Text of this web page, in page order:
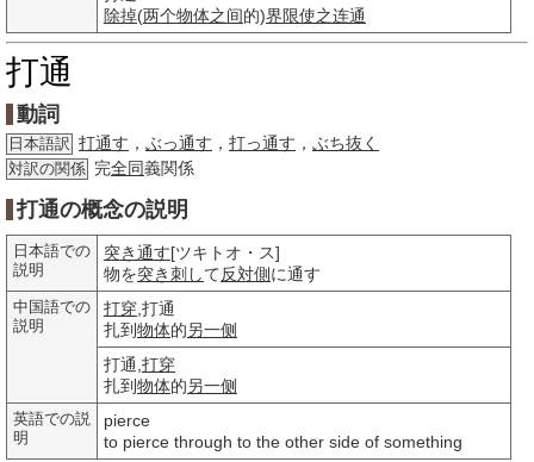
除掉(两个物体之间的)界限使之连通
打通
動詞
日本語訳 打通す ， ぶっ通す ， 打っ通す ， ぶち抜く
対訳の関係 完全同義関係
打通の概念の説明
日本語での
説明
突き通す[ツキトオ・ス]
物を突き刺して反対側に通す
中国語での
説明
打穿 ,打通
扎到物体的另一侧
打通, 打穿
扎到物体的另一侧
英語での説
明
pierce
to pierce through to the other side of something